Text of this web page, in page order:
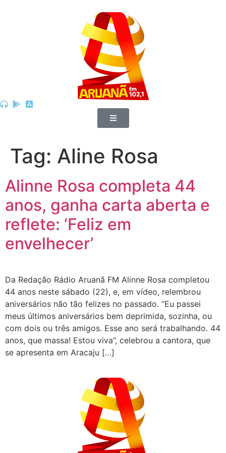
Tag: Aline Rosa
Alinne Rosa completa 44
anos, ganha carta aberta e
reflete: ‘Feliz em
envelhecer’
Da Redação Rádio Aruanã FM Alinne Rosa completou
44 anos neste sábado (22), e, em vídeo, relembrou
aniversários não tão felizes no passado. “Eu passei
meus últimos aniversários bem deprimida, sozinha, ou
com dois ou três amigos. Esse ano será trabalhando. 44
anos, que massa! Estou viva”, celebrou a cantora, que
se apresenta em Aracaju […]